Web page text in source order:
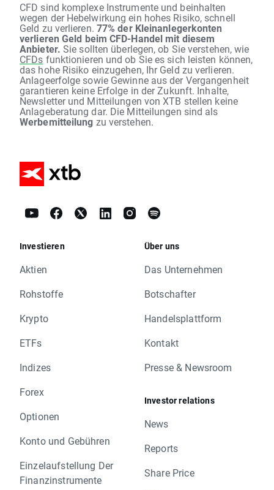
CFD sind komplexe Instrumente und beinhalten
wegen der Hebelwirkung ein hohes Risiko, schnell
Geld zu verlieren. 77% der Kleinanlegerkonten
verlieren Geld beim CFD-Handel mit diesem
Anbieter. Sie sollten überlegen, ob Sie verstehen, wie
CFDs funktionieren und ob Sie es sich leisten können,
das hohe Risiko einzugehen, Ihr Geld zu verlieren.
Anlageerfolge sowie Gewinne aus der Vergangenheit
garantieren keine Erfolge in der Zukunft. Inhalte,
Newsletter und Mitteilungen von XTB stellen keine
Anlageberatung dar. Die Mitteilungen sind als
Werbemitteilung zu verstehen.
Investieren
Aktien
Rohstoffe
Krypto
ETFs
Indizes
Forex
Optionen
Konto und Gebühren
Einzelaufstellung Der
Finanzinstrumente
Über uns
Das Unternehmen
Botschafter
Handelsplattform
Kontakt
Presse & Newsroom
Investor relations
News
Reports
Share Price